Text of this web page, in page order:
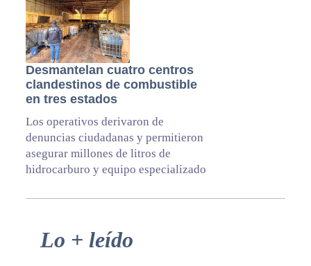
Desmantelan cuatro centros
clandestinos de combustible
en tres estados
Los operativos derivaron de
denuncias ciudadanas y permitieron
asegurar millones de litros de
hidrocarburo y equipo especializado
Primary
Lo + leído